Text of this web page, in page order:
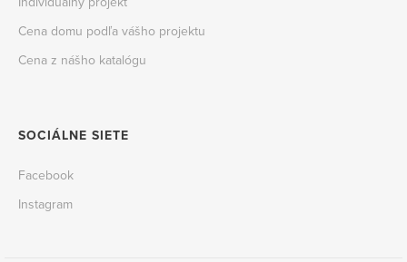
Cena domu podľa vášho projektu
Cena z nášho katalógu
SOCIÁLNE SIETE
Facebook
Instagram